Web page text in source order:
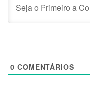
0 COMENTÁRIOS